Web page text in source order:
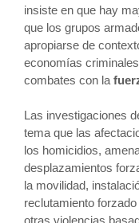
insiste en que hay
que los grupos
apropiarse de
economías
combates con la
Las investigaciones
tema que las
los homicidios,
desplazamientos
la movilidad,
reclutamiento
otras violencias